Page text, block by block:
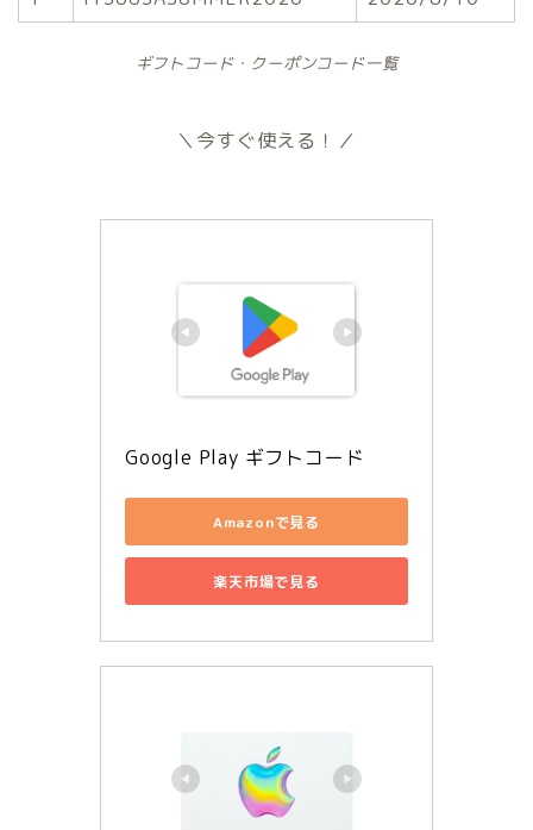
ギフトコード・クーポンコード一覧
＼今すぐ使える！／
Google Play ギフトコード
Amazonで見る
楽天市場で見る